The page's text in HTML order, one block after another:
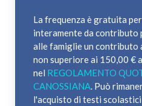
La frequenza è gratuita
interamente da contributo
alle famiglie un contributo
non superiore ai 150,00 €
nel REGOLAMENTO
CANOSSIANA. Può
l'acquisto di testi